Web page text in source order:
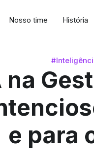
Nosso time História
na
e para